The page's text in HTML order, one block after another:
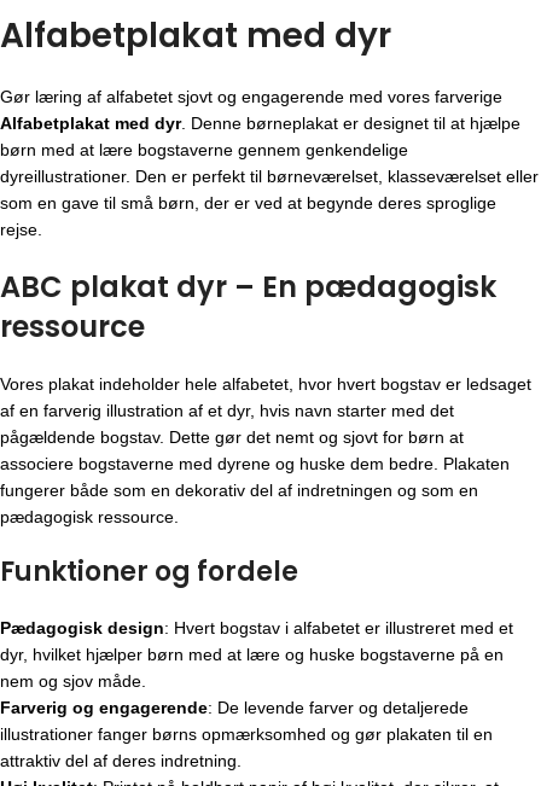
Alfabetplakat med dyr
Gør læring af alfabetet sjovt og engagerende med vores farverige
Alfabetplakat med dyr. Denne børneplakat er designet til at hjælpe
børn med at lære bogstaverne gennem genkendelige
dyreillustrationer. Den er perfekt til børneværelset, klasseværelset eller
som en gave til små børn, der er ved at begynde deres sproglige
rejse.
ABC plakat dyr – En pædagogisk
ressource
Vores plakat indeholder hele alfabetet, hvor hvert bogstav er ledsaget
af en farverig illustration af et dyr, hvis navn starter med det
pågældende bogstav. Dette gør det nemt og sjovt for børn at
associere bogstaverne med dyrene og huske dem bedre. Plakaten
fungerer både som en dekorativ del af indretningen og som en
pædagogisk ressource.
Funktioner og fordele
Pædagogisk design: Hvert bogstav i alfabetet er illustreret med et
dyr, hvilket hjælper børn med at lære og huske bogstaverne på en
nem og sjov måde.
Farverig og engagerende: De levende farver og detaljerede
illustrationer fanger børns opmærksomhed og gør plakaten til en
attraktiv del af deres indretning.